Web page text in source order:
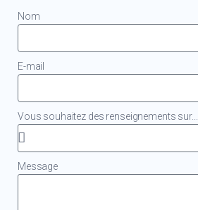
Nom
E-mail
Vous souhaitez des renseignements sur...
Message